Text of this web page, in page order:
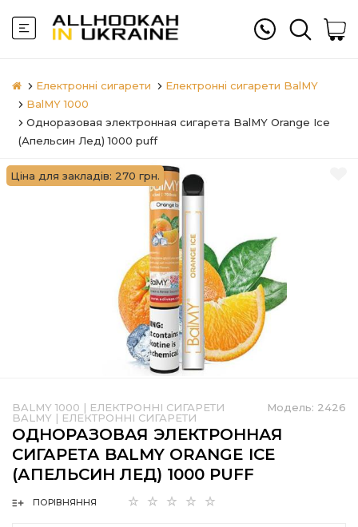
Електронні сигарети
Електронні сигарети BalMY
BalMY 1000
Одноразовая электронная сигарета BalMY Orange Ice
(Апельсин Лед) 1000 puff
Ціна для закладів: 270 грн.
Модель: 2426
BALMY 1000 | ЕЛЕКТРОННІ СИГАРЕТИ
BALMY | ЕЛЕКТРОННІ СИГАРЕТИ
ОДНОРАЗОВАЯ ЭЛЕКТРОННАЯ
СИГАРЕТА BALMY ORANGE ICE
(АПЕЛЬСИН ЛЕД) 1000 PUFF
ПОРІВНЯННЯ